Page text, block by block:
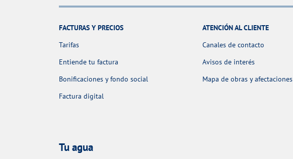
FACTURAS Y PRECIOS
Tarifas
Entiende tu factura
Bonificaciones y fondo social
Factura digital
ATENCIÓN AL CLIENTE
Canales de contacto
Avisos de interés
Mapa de obras y afectaciones
Tu agua